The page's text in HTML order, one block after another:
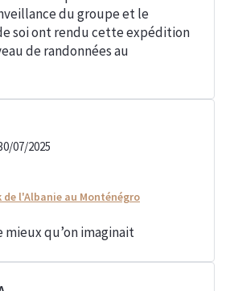
du groupe et le
soi ont rendu cette expédition
de randonnées au
07/2025
l'Albanie au Monténégro
mieux qu’on imaginait